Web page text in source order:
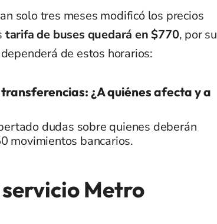
solo tres meses modificó los precios
tarifa de buses quedará en $770, por su
de estos horarios:
¿A quiénes afecta y a
dudas sobre quienes deberán
movimientos bancarios.
Metro